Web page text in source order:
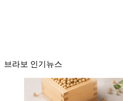
브라보 인기뉴스